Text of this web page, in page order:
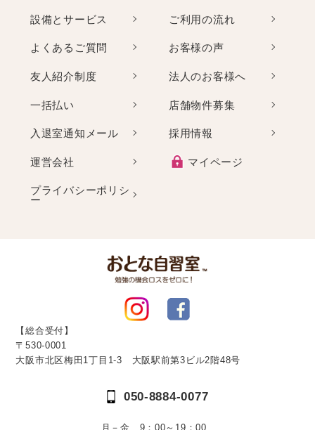
設備とサービス
よくあるご質問
友人紹介制度
一括払い
入退室通知メール
運営会社
プライバシーポリシ
ー
ご利用の流れ
お客様の声
法人のお客様へ
店舗物件募集
採用情報
マイページ
【総合受付】
〒530-0001
大阪市北区梅田1丁目1-3 大阪駅前第3ビル2階48号
050-8884-0077
月－金 9：00～19：00